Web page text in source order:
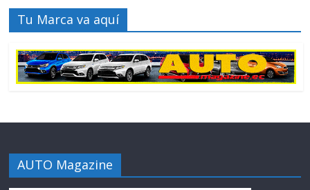
Tu Marca va aquí
AUTO Magazine